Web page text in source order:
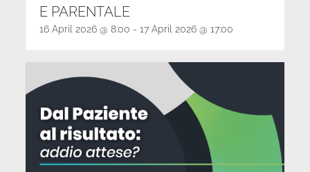
E PARENTALE
16 April 2026 @ 8:00 - 17 April 2026 @ 17:00